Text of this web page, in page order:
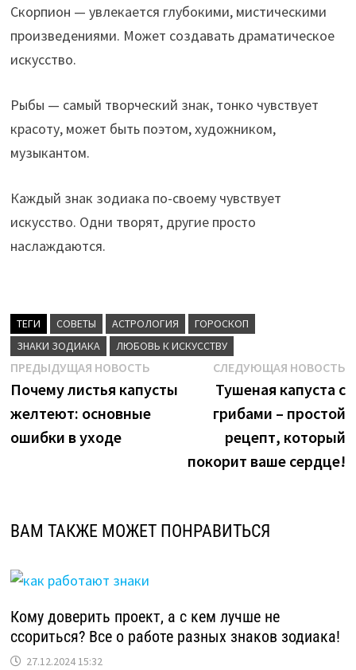
Скорпион — увлекается глубокими, мистическими
произведениями. Может создавать драматическое
искусство.
Рыбы — самый творческий знак, тонко чувствует
красоту, может быть поэтом, художником,
музыкантом.
Каждый знак зодиака по-своему чувствует
искусство. Одни творят, другие просто
наслаждаются.
ТЕГИ CОВЕТЫ АСТРОЛОГИЯ
ГОРОСКОП
ЗНАКИ ЗОДИАКА
ЛЮБОВЬ К ИСКУССТВУ
Навигация
по
записям
ПРЕДЫДУЩАЯ НОВОСТЬПредыдущая
новость:
Почему листья капусты
желтеют: основные
ошибки в уходе
СЛЕДУЮЩАЯ НОВОСТЬ
Тушеная капуста с
грибами – простой
рецепт, который
покорит ваше сердце!
ВАМ ТАКЖЕ МОЖЕТ ПОНРАВИТЬСЯ
Кому доверить проект, а с кем лучше не
ссориться? Все о работе разных знаков зодиака!
27.12.2024 15:32